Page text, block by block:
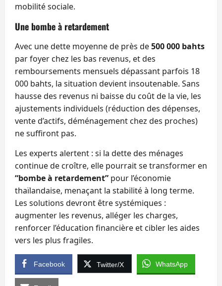
mobilité sociale.
Une bombe à retardement
Avec une dette moyenne de près de500 000 bahts
par foyer chez les bas revenus, et des
remboursements mensuels dépassant parfois 18
000 bahts, la situation devient insoutenable. Sans
hausse des revenus ni baisse du coût de la vie, les
ajustements individuels (réduction des dépenses,
vente d’actifs, déménagement chez des proches)
ne suffiront pas.
Les experts alertent : si la dette des ménages
continue de croître, elle pourrait se transformer en
“bombe à retardement” pour l’économie
thaïlandaise, menaçant la stabilité à long terme.
Les solutions devront être systémiques :
augmenter les revenus, alléger les charges,
renforcer l’éducation financière et cibler les aides
vers les plus fragiles.
Facebook Twitter/X WhatsApp